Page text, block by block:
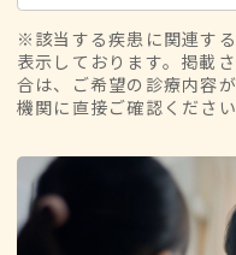
※該当する疾患に関連す
表示しております。掲載
合は、ご希望の診療内容
機関に直接ご確認ください